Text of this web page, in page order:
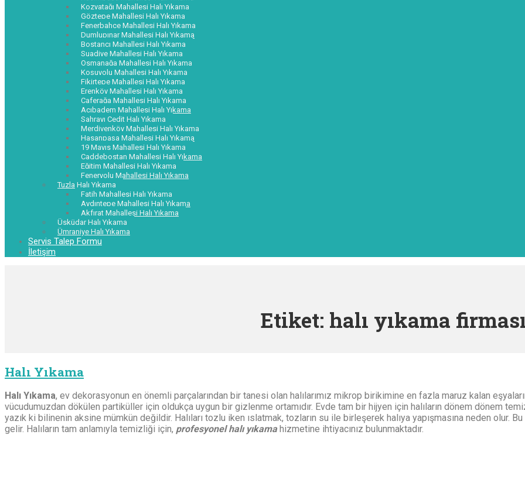
Kozyatağı Mahallesi Halı Yıkama
Göztepe Mahallesi Halı Yıkama
Fenerbahçe Mahallesi Halı Yıkama
Dumlupınar Mahallesi Halı Yıkama
Bostancı Mahallesi Halı Yıkama
Suadiye Mahallesi Halı Yıkama
Osmanağa Mahallesi Halı Yıkama
Koşuyolu Mahallesi Halı Yıkama
Fikirtepe Mahallesi Halı Yıkama
Erenköy Mahallesi Halı Yıkama
Caferağa Mahallesi Halı Yıkama
Acıbadem Mahallesi Halı Yıkama
Sahrayı Cedit Halı Yıkama
Merdivenköy Mahallesi Halı Yıkama
Hasanpaşa Mahallesi Halı Yıkama
19 Mayıs Mahallesi Halı Yıkama
Caddebostan Mahallesi Halı Yıkama
Eğitim Mahallesi Halı Yıkama
Feneryolu Mahallesi Halı Yıkama
Tuzla Halı Yıkama
Fatih Mahallesi Halı Yıkama
Aydıntepe Mahallesi Halı Yıkama
Akfırat Mahallesi Halı Yıkama
Üsküdar Halı Yıkama
Ümraniye Halı Yıkama
Servis Talep Formu
İletişim
Etiket: halı yıkama
Halı Yıkama
Halı Yıkama, ev dekorasyonun en önemli parçalarından bir tanesi olan halılarımız mikrop birikimine en fazla maruz kalan
vücudumuzdan dökülen partiküller için oldukça uygun bir gizlenme ortamıdır. Evde tam bir hijyen için halıların dönem dönem
yazık ki bilinenin aksine mümkün değildir. Halıları tozlu iken ıslatmak, tozların su ile birleşerek halıya yapışmasına neden olur.
gelir. Halıların tam anlamıyla temizliği için, profesyonel halı yıkamahizmetine ihtiyacınız bulunmaktadır.